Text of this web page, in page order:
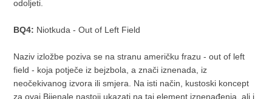
odoljeti.
BQ4: Niotkuda - Out of Left Field
Naziv izložbe poziva se na stranu američku frazu - out of left
field - koja potječe iz bejzbola, a znači iznenada, iz
neočekivanog izvora ili smjera. Na isti način, kustoski koncept
za ovaj Bijenale nastoji ukazati na taj element iznenađenja, ali i